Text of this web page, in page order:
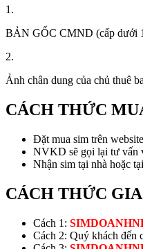
1.
BẢN GỐC CMND (cấp dưới
2.
Ảnh chân dung của chủ thuê
CÁCH THỨC
Đặt mua sim trên
NVKD sẽ gọi lại tư vấn
Nhận sim tại nhà hoặc
CÁCH THỨC
Cách 1:
Cách 2: Quý khách đến